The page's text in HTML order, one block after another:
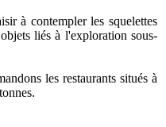
à contempler les squelettes
liés à l'exploration sous-
les restaurants situés à